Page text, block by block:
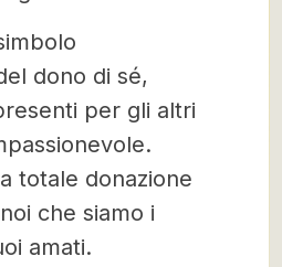
dono di sé,
per gli altri
totale donazione
che siamo i
amati.